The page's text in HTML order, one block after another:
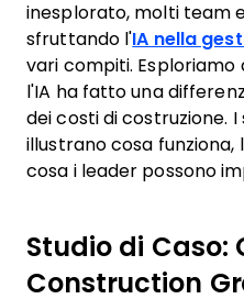
inesplorato, molti team
sfruttando l'IA nella
vari compiti. Esploriamo
l'IA ha fatto una
dei costi di costruzione.
illustrano cosa
cosa i leader possono
Studio di Caso:
Construction